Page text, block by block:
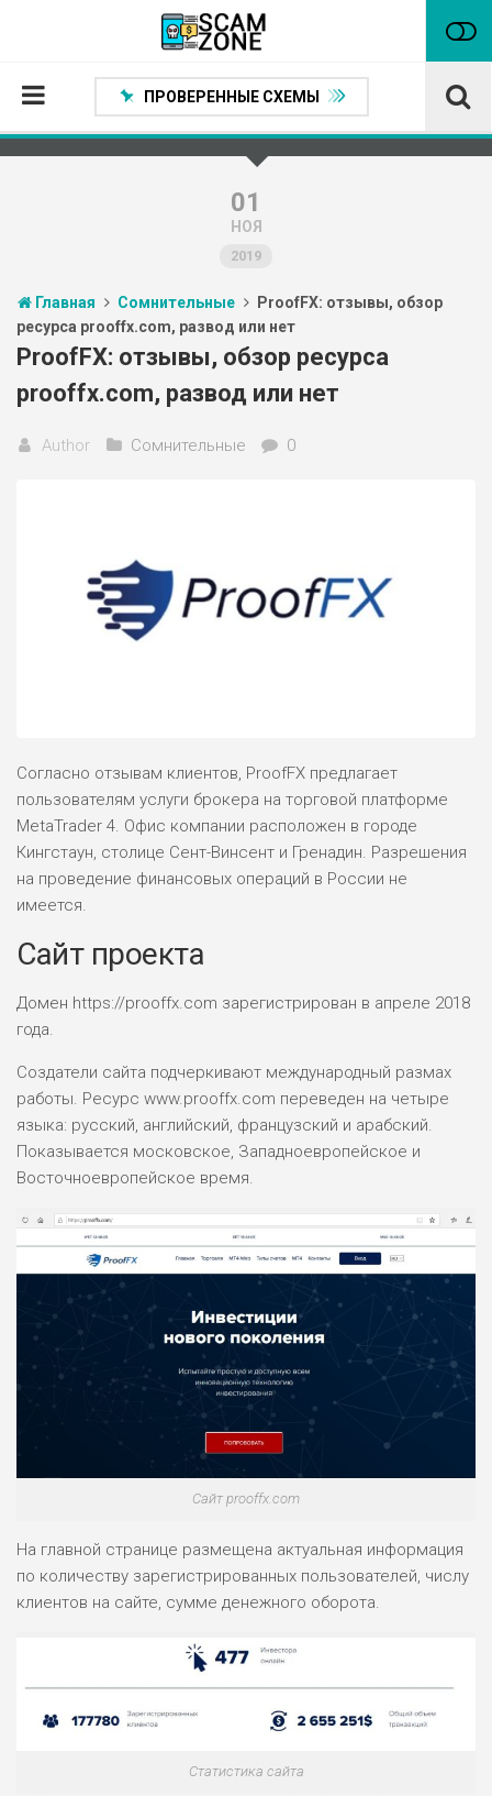
Проверенные способы заработка
Статьи
Партнеры
ПРОВЕРЕННЫЕ СХЕМЫ
01
НОЯ
2019
Главная Сомнительные
ProofFX: отзывы, обзор
ресурса prooffx.com, развод или нет
ProofFX: отзывы, обзор ресурса
prooffx.com, развод или нет
Author Сомнительные 0
Согласно отзывам клиентов, ProofFX предлагает
пользователям услуги брокера на торговой платформе
MetaTrader 4. Офис компании расположен в городе
Кингстаун, столице Сент-Винсент и Гренадин. Разрешения
на проведение финансовых операций в России не
имеется.
Сайт проекта
Домен https://prooffx.com зарегистрирован в апреле 2018
года.
Создатели сайта подчеркивают международный размах
работы. Ресурс www.prooffx.com переведен на четыре
языка: русский, английский, французский и арабский.
Показывается московское, Западноевропейское и
Восточноевропейское время.
Сайт prooffx.com
На главной странице размещена актуальная информация
по количеству зарегистрированных пользователей, числу
клиентов на сайте, сумме денежного оборота.
Статистика сайта